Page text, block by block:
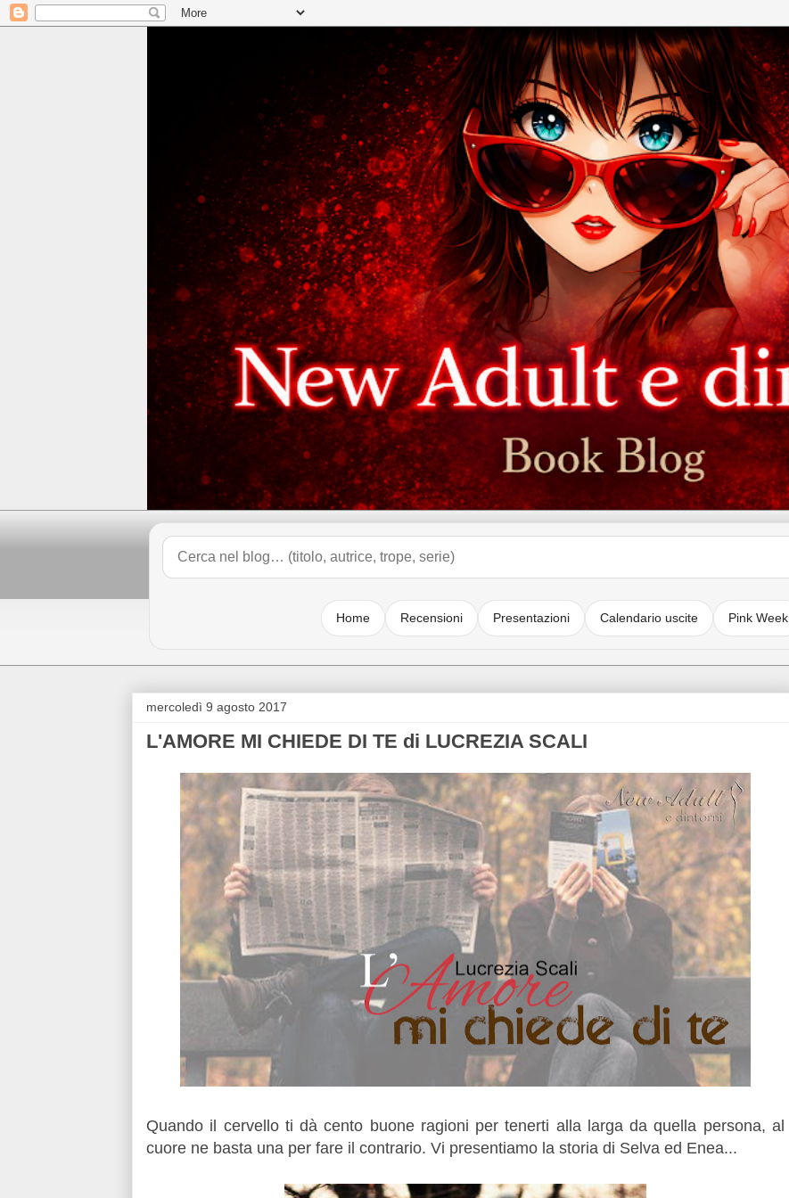
Home Recensioni Presentazioni Calendario uscite Pink Week
mercoledì 9 agosto 2017
L'AMORE MI CHIEDE DI TE di LUCREZIA SCALI
Quando il cervello ti dà cento buone ragioni per tenerti alla larga da quella persona, al
cuore ne basta una per fare il contrario. Vi presentiamo la storia di Selva ed Enea...